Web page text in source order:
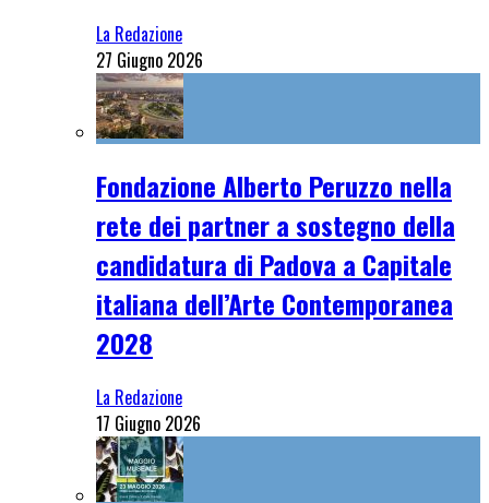
La Redazione
27 Giugno 2026
Fondazione Alberto Peruzzo nella
rete dei partner a sostegno della
candidatura di Padova a Capitale
italiana dell’Arte Contemporanea
2028
La Redazione
17 Giugno 2026